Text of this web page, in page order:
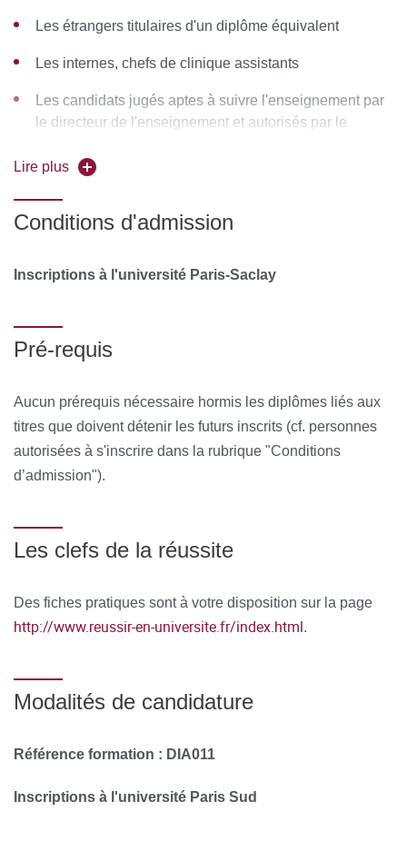
hypophysaires
Les tumeurs des surrénales
Les Tumeurs NeuroEndocrines
Les tumeurs des glandes parathyroïdes
MOYENS PÉDAGOGIQUES ET TECHNIQUES
Équipe pédagogique
Afin de favoriser une démarche interactive et collaborative,
différents outils informatiques seront proposés pour
permettre :
de partager des ressources, des informations
cours et des temps dédiés à la formation.
MOYENS PERMETTANT DE SUIVRE L’EXÉCUTION DE
RÉSULTATS
présence par demi-journée de formation en présentiel et le
d’assiduité pour la formation en distanciel.
Les étrangers titulaires d'un diplôme équivalent
Les internes, chefs de clinique assistants
Les candidats jugés aptes à suivre l'enseignement par
le directeur de l'enseignement et autorisés par le
Lire plus
Conditions d'admission
Inscriptions à l'université Paris-Saclay
Pré-requis
Aucun prérequis nécessaire hormis les diplômes liés aux
titres que doivent détenir les futurs inscrits (cf. personnes
autorisées à s'inscrire dans la rubrique "Conditions
d’admission").
Les clefs de la réussite
Des fiches pratiques sont à votre disposition sur la page
http://www.reussir-en-universite.fr/index.html.
Modalités de candidature
Référence formation : DIA011
Inscriptions à l'université Paris Sud